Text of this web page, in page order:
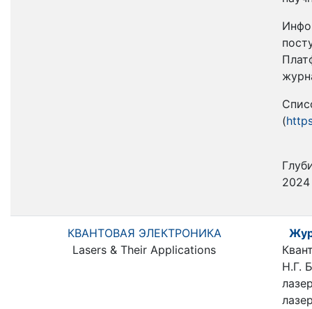
(
2024
КВАНТОВАЯ ЭЛЕКТРОНИКА
Lasers & Their Applications
Н.Г.